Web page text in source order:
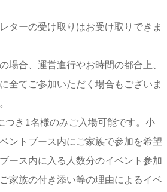
ターの受け取りはお受け取りできま
場合、運営進行やお時間の都合上、
全てご参加いただく場合もございま
き1名様のみご入場可能です。小
ントブース内にご家族で参加を希望
ース内に入る人数分のイベント参加
家族の付き添い等の理由によるイベ